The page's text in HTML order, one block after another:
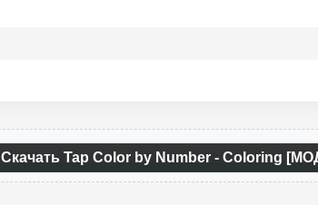
Скачать Tap Color by Number - Coloring